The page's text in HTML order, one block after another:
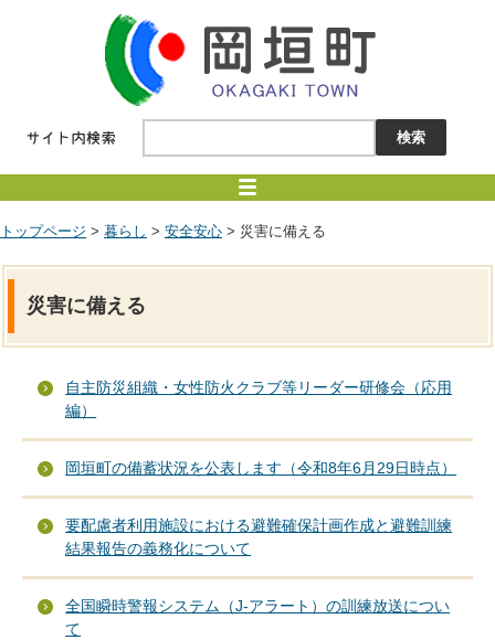
トップページ > 暮らし > 安全安心 > 災害に備える
災害に備える
自主防災組織・女性防火クラブ等リーダー研修会（応用
編）
岡垣町の備蓄状況を公表します（令和8年6月29日時点）
要配慮者利用施設における避難確保計画作成と避難訓練
結果報告の義務化について
全国瞬時警報システム（J-アラート）の訓練放送につい
て